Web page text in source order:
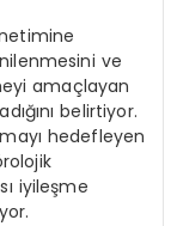
ve
amaçlayan
belirtiyor.
hedefleyen
iyileşme